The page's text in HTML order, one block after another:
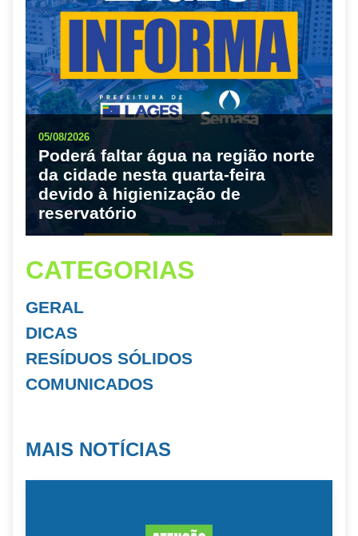
05/08/2026
Poderá faltar água na região norte
da cidade nesta quarta-feira
devido à higienização de
reservatório
CATEGORIAS
GERAL
DICAS
RESÍDUOS SÓLIDOS
COMUNICADOS
MAIS NOTÍCIAS